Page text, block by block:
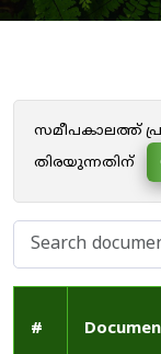
സമീപകാലത്ത്
തിരയുന്നതിന്
#